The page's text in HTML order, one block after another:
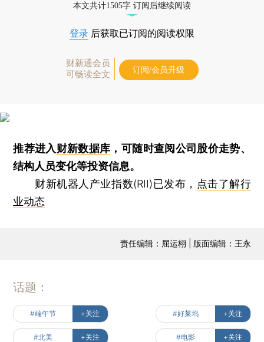
本文共计1505字 订阅后继续阅读
登录 后获取已订阅的阅读权限
财新通会员
可畅读全文
订阅/会员升级
推荐进入财新数据库 ，可随时查阅公司股价走势、
结构人员变化等投资信息。
财新机器人产业指数(RII)已发布， 点击了解行
业动态
责任编辑：屈运栩 | 版面编辑：王永
话题：
#端午节 +关注 #好莱坞 +关注
#北美 +关注 #电影 +关注